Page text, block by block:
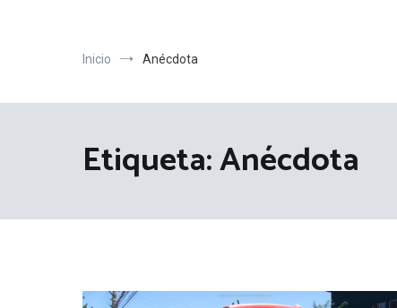
Inicio Anécdota
Etiqueta:Anécdota